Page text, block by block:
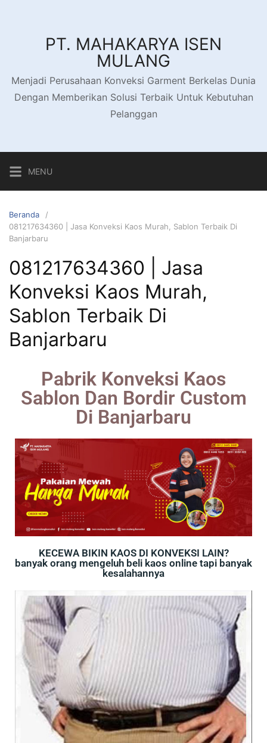
PT. MAHAKARYA ISEN
MULANG
Menjadi Perusahaan Konveksi Garment Berkelas Dunia
Dengan Memberikan Solusi Terbaik Untuk Kebutuhan
Pelanggan
MENU
Beranda
081217634360 | Jasa Konveksi Kaos Murah, Sablon Terbaik Di
Banjarbaru
081217634360 | Jasa
Konveksi Kaos Murah,
Sablon Terbaik Di
Banjarbaru
Pabrik Konveksi Kaos
Sablon Dan Bordir Custom
Di Banjarbaru
KECEWA BIKIN KAOS DI KONVEKSI LAIN?
banyak orang mengeluh beli kaos online tapi banyak
kesalahannya